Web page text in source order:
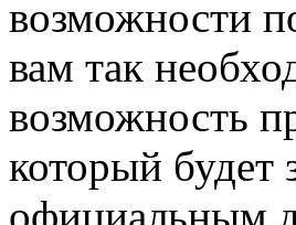
возможности
вам так
возможность
который будет
официальным